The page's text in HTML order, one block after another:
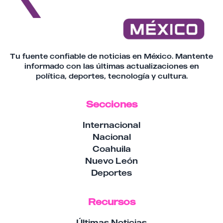
Tu fuente confiable de noticias en México. Mantente
informado con las últimas actualizaciones en
política, deportes, tecnología y cultura.
Secciones
Internacional
Nacional
Coahuila
Nuevo León
Deportes
Recursos